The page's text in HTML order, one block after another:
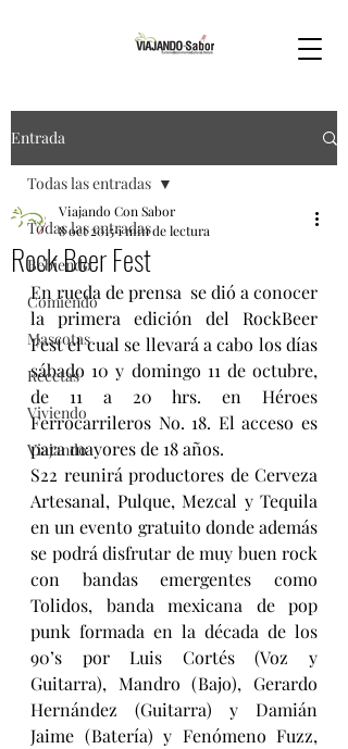
Entrada
Todas las entradas
Bebiendo
Comiendo
Mascotas
Recetas
Viviendo
Viajando
Todas las entradas
Rock Beer Fest
Viajando Con Sabor
8 oct 20151 min de lectura
En rueda de prensa  se dió a conocer
la primera edición del RockBeer
Fest el cual se llevará a cabo los días
sábado 10 y domingo 11 de octubre,
de 11 a 20 hrs. en Héroes
Ferrocarrileros No. 18. El acceso es
para mayores de 18 años.
S22 reunirá productores de Cerveza
Artesanal, Pulque, Mezcal y Tequila
en un evento gratuito donde además
se podrá disfrutar de muy buen rock
con bandas emergentes como
Tolidos, banda mexicana de pop
punk formada en la década de los
90’s por Luis Cortés (Voz y
Guitarra), Mandro (Bajo), Gerardo
Hernández (Guitarra) y Damián
Jaime (Batería) y Fenómeno Fuzz,